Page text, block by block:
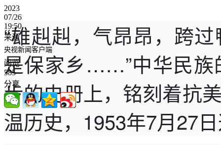
2023
07/26
19:50
来源
央视新闻客户端
阅览
585
分享
“雄赳赳，气昂昂，跨
是保家乡……”中华民族
步的史册上，铭刻着抗
温历史，1953年7月27